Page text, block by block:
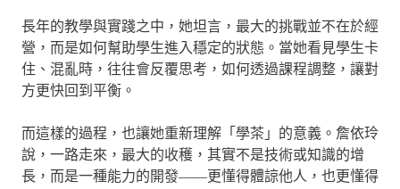
長年的教學與實踐之中，她坦言，最大的挑戰並不在於經
營，而是如何幫助學生進入穩定的狀態。當她看見學生卡
住、混亂時，往往會反覆思考，如何透過課程調整，讓對
方更快回到平衡。
而這樣的過程，也讓她重新理解「學茶」的意義。詹依玲
說，一路走來，最大的收穫，其實不是技術或知識的增
長，而是一種能力的開發——更懂得體諒他人，也更懂得